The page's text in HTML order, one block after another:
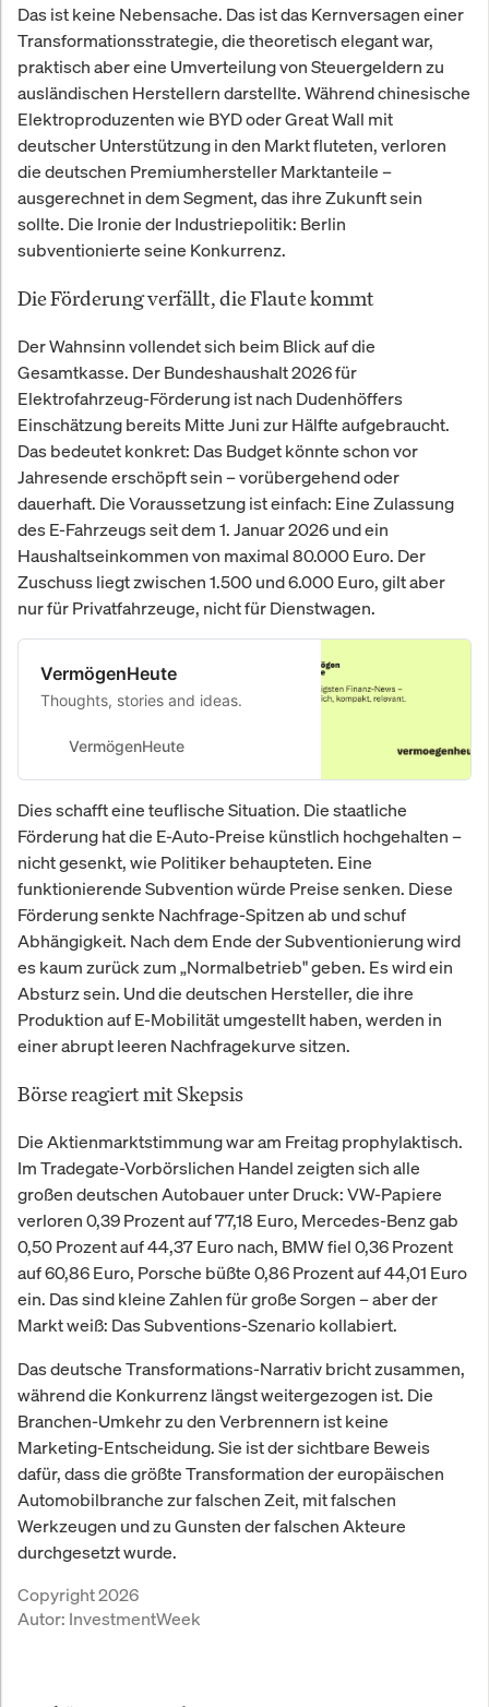
Das ist keine Nebensache. Das ist das Kernversagen einer
Transformationsstrategie, die theoretisch elegant war,
praktisch aber eine Umverteilung von Steuergeldern zu
ausländischen Herstellern darstellte. Während chinesische
Elektroproduzenten wie BYD oder Great Wall mit
deutscher Unterstützung in den Markt fluteten, verloren
die deutschen Premiumhersteller Marktanteile –
ausgerechnet in dem Segment, das ihre Zukunft sein
sollte. Die Ironie der Industriepolitik: Berlin
subventionierte seine Konkurrenz.
Die Förderung verfällt, die Flaute kommt
Der Wahnsinn vollendet sich beim Blick auf die
Gesamtkasse. Der Bundeshaushalt 2026 für
Elektrofahrzeug-Förderung ist nach Dudenhöffers
Einschätzung bereits Mitte Juni zur Hälfte aufgebraucht.
Das bedeutet konkret: Das Budget könnte schon vor
Jahresende erschöpft sein – vorübergehend oder
dauerhaft. Die Voraussetzung ist einfach: Eine Zulassung
des E-Fahrzeugs seit dem 1. Januar 2026 und ein
Haushaltseinkommen von maximal 80.000 Euro. Der
Zuschuss liegt zwischen 1.500 und 6.000 Euro, gilt aber
nur für Privatfahrzeuge, nicht für Dienstwagen.
VermögenHeute
Thoughts, stories and ideas.
VermögenHeute
Dies schafft eine teuflische Situation. Die staatliche
Förderung hat die E-Auto-Preise künstlich hochgehalten –
nicht gesenkt, wie Politiker behaupteten. Eine
funktionierende Subvention würde Preise senken. Diese
Förderung senkte Nachfrage-Spitzen ab und schuf
Abhängigkeit. Nach dem Ende der Subventionierung wird
es kaum zurück zum „Normalbetrieb" geben. Es wird ein
Absturz sein. Und die deutschen Hersteller, die ihre
Produktion auf E-Mobilität umgestellt haben, werden in
einer abrupt leeren Nachfragekurve sitzen.
Börse reagiert mit Skepsis
Die Aktienmarktstimmung war am Freitag prophylaktisch.
Im Tradegate-Vorbörslichen Handel zeigten sich alle
großen deutschen Autobauer unter Druck: VW-Papiere
verloren 0,39 Prozent auf 77,18 Euro, Mercedes-Benz gab
0,50 Prozent auf 44,37 Euro nach, BMW fiel 0,36 Prozent
auf 60,86 Euro, Porsche büßte 0,86 Prozent auf 44,01 Euro
ein. Das sind kleine Zahlen für große Sorgen – aber der
Markt weiß: Das Subventions-Szenario kollabiert.
Das deutsche Transformations-Narrativ bricht zusammen,
während die Konkurrenz längst weitergezogen ist. Die
Branchen-Umkehr zu den Verbrennern ist keine
Marketing-Entscheidung. Sie ist der sichtbare Beweis
dafür, dass die größte Transformation der europäischen
Automobilbranche zur falschen Zeit, mit falschen
Werkzeugen und zu Gunsten der falschen Akteure
durchgesetzt wurde.
Copyright 2026
Autor: InvestmentWeek